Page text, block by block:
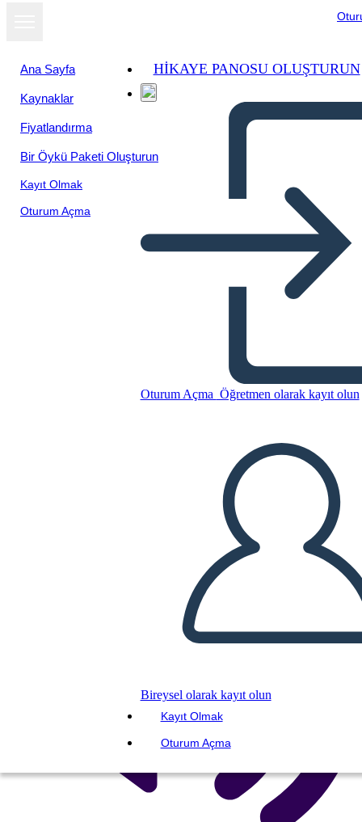
Ana Sayfa
Kaynaklar
Fiyatlandırma
Bir Öykü Paketi Oluşturun
Kayıt Olmak
Oturum Açma
HIKAYE PANOSU OLUŞTURUN
Oturum Açma Öğretmen olarak kayıt olun
Bireysel olarak kayıt olun
Kayıt Olmak
Oturum Açma
Конференция 6
BİR HİKAYE PANOSU OLUŞTUR
SLAYT GÖSTERİSİNİ OYNAT
BENİ OKU
Slayt gösterisi
olarak
görüntüle